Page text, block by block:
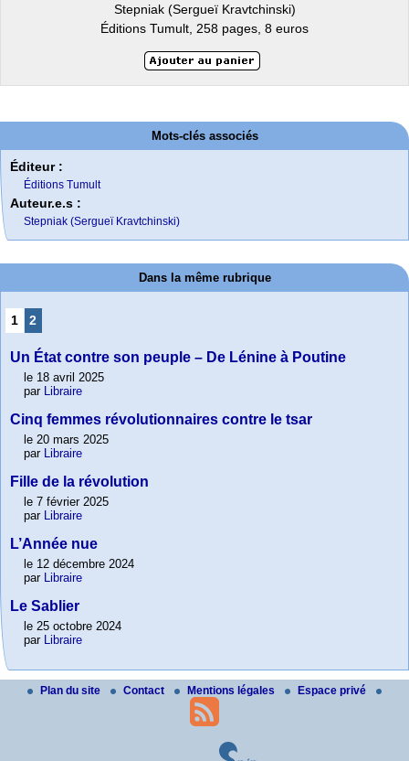
Stepniak (Sergueï Kravtchinski)
Éditions Tumult, 258 pages, 8 euros
Mots-clés associés
Éditeur :
Éditions Tumult
Auteur.e.s :
Stepniak (Sergueï Kravtchinski)
Dans la même rubrique
1 2
Un État contre son peuple – De Lénine à Poutine
le 18 avril 2025
par Libraire
Cinq femmes révolutionnaires contre le tsar
le 20 mars 2025
par Libraire
Fille de la révolution
le 7 février 2025
par Libraire
L’Année nue
le 12 décembre 2024
par Libraire
Le Sablier
le 25 octobre 2024
par Libraire
Plan du site Contact Mentions légales Espace privé